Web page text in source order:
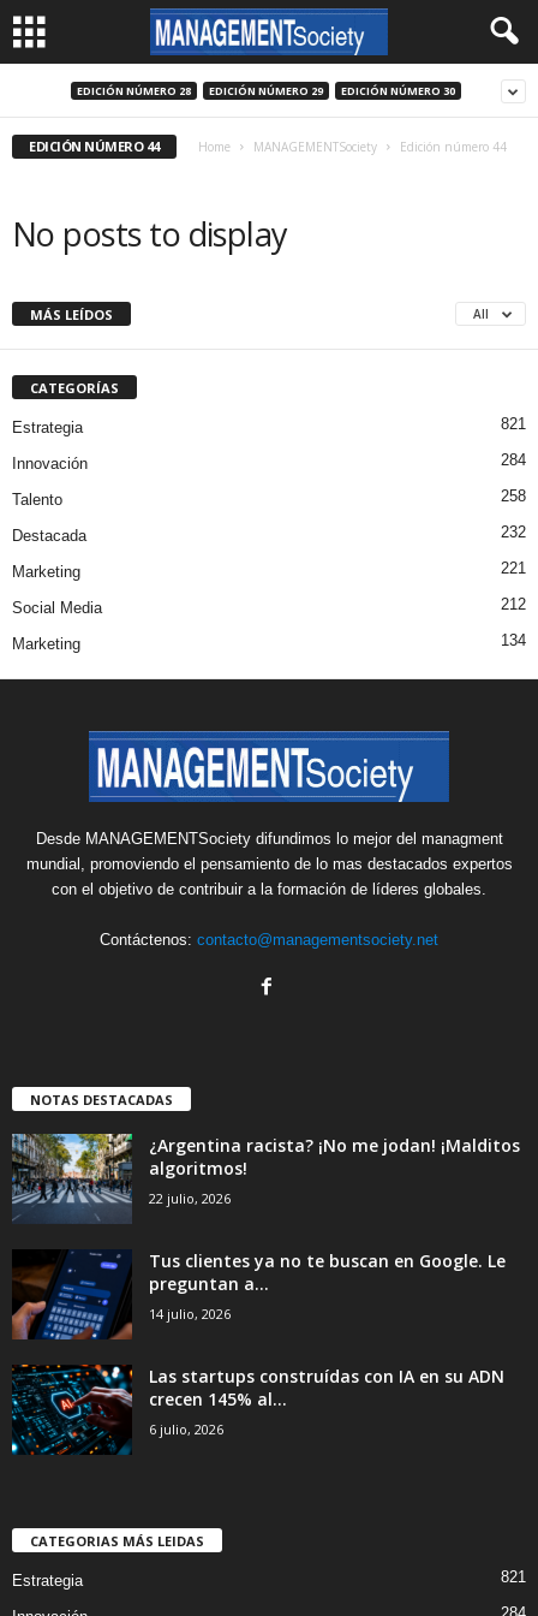
EDICIÓN NÚMERO 28 EDICIÓN NÚMERO 29 EDICIÓN NÚMERO 30
EDICIÓN NÚMERO 44 Home MANAGEMENTSociety Edición número 44
No posts to display
MÁS LEÍDOS All
CATEGORÍAS
Estrategia 821
Innovación 284
Talento 258
Destacada 232
Marketing 221
Social Media 212
Marketing 134
Desde MANAGEMENTSociety difundimos lo mejor del managment
mundial, promoviendo el pensamiento de lo mas destacados expertos
con el objetivo de contribuir a la formación de líderes globales.
Contáctenos: contacto@managementsociety.net
NOTAS DESTACADAS
¿Argentina racista? ¡No me jodan! ¡Malditos
algoritmos!
22 julio, 2026
Tus clientes ya no te buscan en Google. Le
preguntan a...
14 julio, 2026
Las startups construídas con IA en su ADN
crecen 145% al...
6 julio, 2026
CATEGORIAS MÁS LEIDAS
Estrategia 821